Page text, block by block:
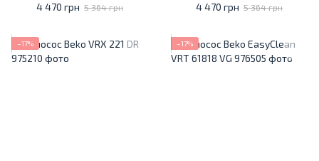
4 470 грн 5 364 грн 4 470 грн 5 364 грн
−17% −17%